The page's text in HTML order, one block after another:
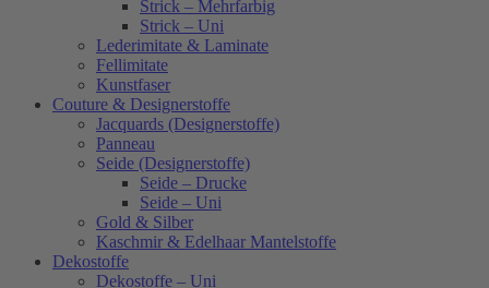
Strick – Mehrfarbig
Strick – Uni
Lederimitate & Laminate
Fellimitate
Kunstfaser
Couture & Designerstoffe
Jacquards (Designerstoffe)
Panneau
Seide (Designerstoffe)
Seide – Drucke
Seide – Uni
Gold & Silber
Kaschmir & Edelhaar Mantelstoffe
Dekostoffe
Dekostoffe – Uni